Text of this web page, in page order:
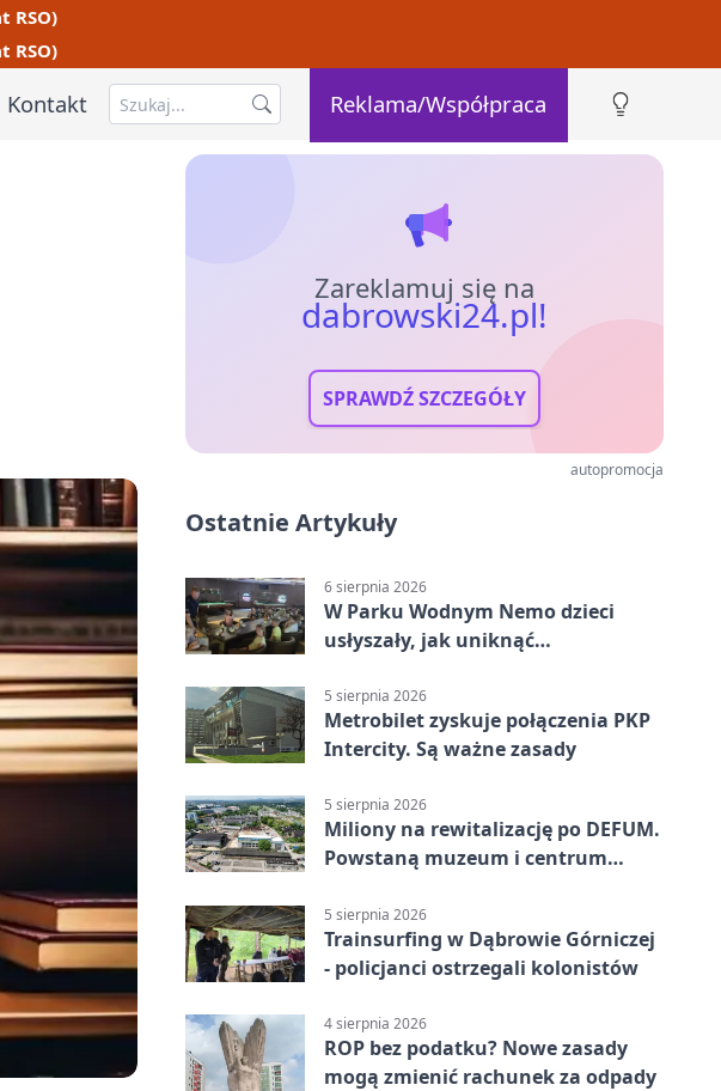
RSO)
RSO)
Kontakt Reklama/Współpraca
Zareklamuj się na
dabrowski24.pl!
SPRAWDŹ SZCZEGÓŁY
autopromocja
Ostatnie Artykuły
6 sierpnia 2026
W Parku Wodnym Nemo dzieci
usłyszały, jak uniknąć
5 sierpnia 2026
Metrobilet zyskuje połączenia PKP
Intercity. Są ważne zasady
5 sierpnia 2026
Miliony na rewitalizację po DEFUM.
Powstaną muzeum i centrum
5 sierpnia 2026
Trainsurfing w Dąbrowie Górniczej
- policjanci ostrzegali kolonistów
4 sierpnia 2026
ROP bez podatku? Nowe zasady
mogą zmienić rachunek za odpady